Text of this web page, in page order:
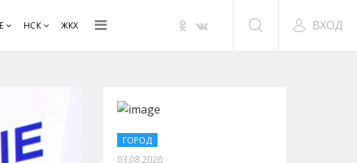
НСК ЖКХ ВХОД
ГОРОД
03.08.2026